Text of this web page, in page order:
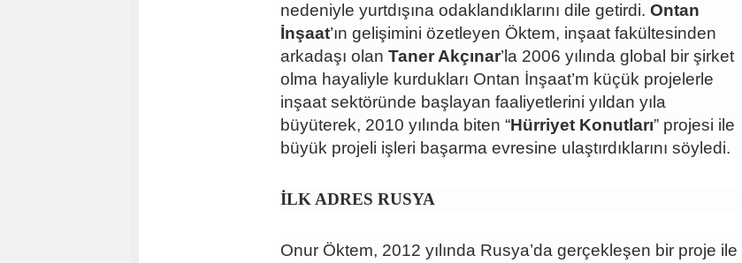
nedeniyle yurtdışına odaklandıklarını dile getirdi. Ontan
İnşaat’ın gelişimini özetleyen Öktem, inşaat fakültesinden
arkadaşı olan Taner Akçınar’la 2006 yılında global bir şirket
olma hayaliyle kurdukları Ontan İnşaat’m küçük projelerle
inşaat sektöründe başlayan faaliyetlerini yıldan yıla
büyüterek, 2010 yılında biten “Hürriyet Konutları” projesi ile
büyük projeli işleri başarma evresine ulaştırdıklarını söyledi.
İLK ADRES RUSYA
Onur Öktem, 2012 yılında Rusya’da gerçekleşen bir proje ile